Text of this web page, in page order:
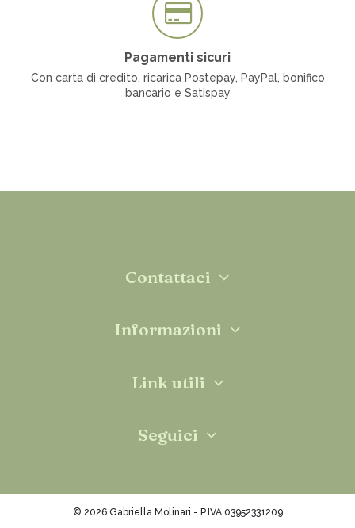
Pagamenti sicuri
Con carta di credito, ricarica Postepay, PayPal, bonifico
bancario e Satispay
Contattaci
Informazioni
Link utili
Seguici
© 2026 Gabriella Molinari - P.IVA 03952331209